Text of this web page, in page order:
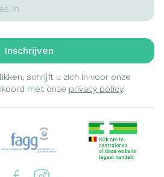
Inschrijven
schrijft u zich in voor onze
met onze privacy policy.